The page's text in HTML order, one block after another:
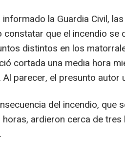
informado la Guardia Civil,
constatar que el incendio se
distintos en los
cortada una media hora
Al parecer, el presunto autor
del incendio,
horas, ardieron cerca de